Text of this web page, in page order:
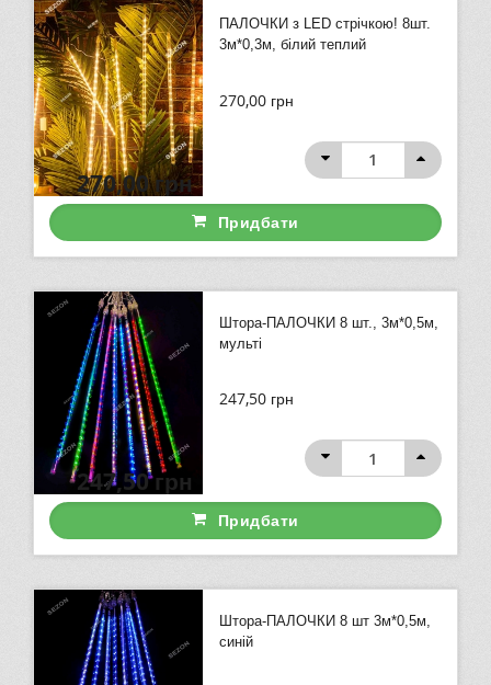
ПАЛОЧКИ з LED стрічкою! 8шт.
3м*0,3м, білий теплий
270,00 грн
270,00грн
Придбати
Штора-ПАЛОЧКИ 8 шт., 3м*0,5м,
мульті
247,50 грн
247,50грн
Придбати
Штора-ПАЛОЧКИ 8 шт 3м*0,5м,
синій